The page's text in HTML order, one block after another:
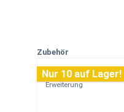
Produktgalerie überspringen
Zubehör
Nur 10 auf Lager!